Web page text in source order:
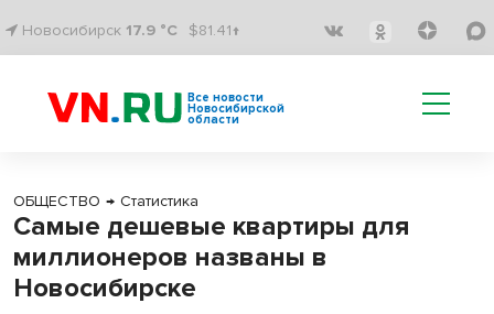
Новосибирск 17.9 °C $81.41↑
Все новости
Новосибирской
области
ОБЩЕСТВО → Статистика
Самые дешевые квартиры для
миллионеров названы в
Новосибирске